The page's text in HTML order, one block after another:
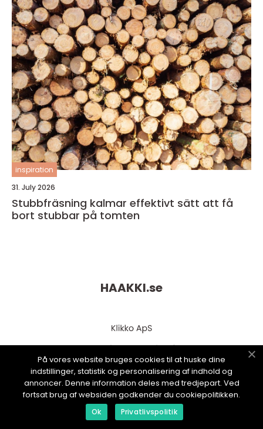
inspiration
31. July 2026
Stubbfräsning kalmar effektivt sätt att få
bort stubbar på tomten
HAAKKI.se
web:www.klikko.dk
På vores website bruges cookies til at huske dine
indstillinger, statistik og personalisering af indhold og
annoncer. Denne information deles med tredjepart. Ved
fortsat brug af websiden godkender du cookiepolitikken.
Ok Privatlivspolitik